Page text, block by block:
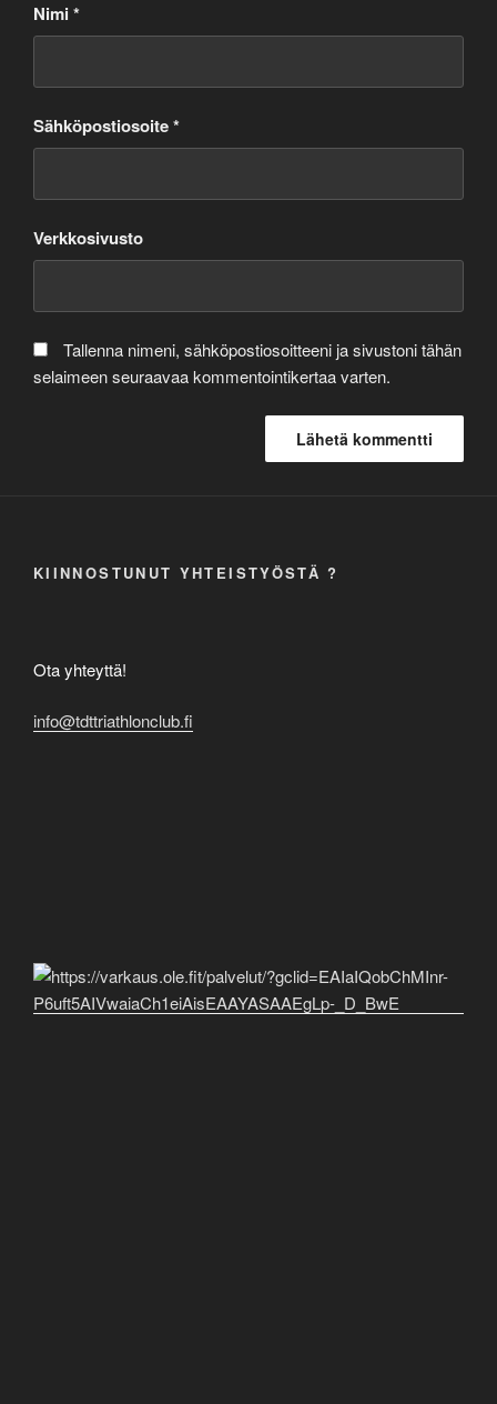
Nimi*
Sähköpostiosoite*
Verkkosivusto
Tallenna nimeni, sähköpostiosoitteeni ja sivustoni tähän
selaimeen seuraavaa kommentointikertaa varten.
KIINNOSTUNUT YHTEISTYÖSTÄ ?
Ota yhteyttä!
info@tdttriathlonclub.fi